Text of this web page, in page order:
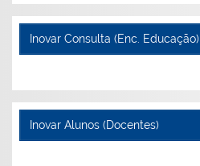
Inovar Consulta (Enc. Educação)
Inovar Alunos (Docentes)